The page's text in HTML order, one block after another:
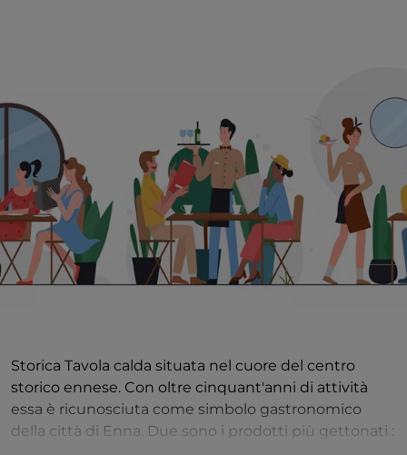
Storica Tavola calda situata nel cuore del centro
storico ennese. Con oltre cinquant'anni di attività
essa è ricunosciuta come simbolo gastronomico
della città di Enna. Due sono i prodotti più gettonati :